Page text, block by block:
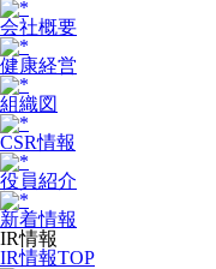
会社概要
健康経営
組織図
CSR情報
役員紹介
新着情報
IR情報
IR情報TOP